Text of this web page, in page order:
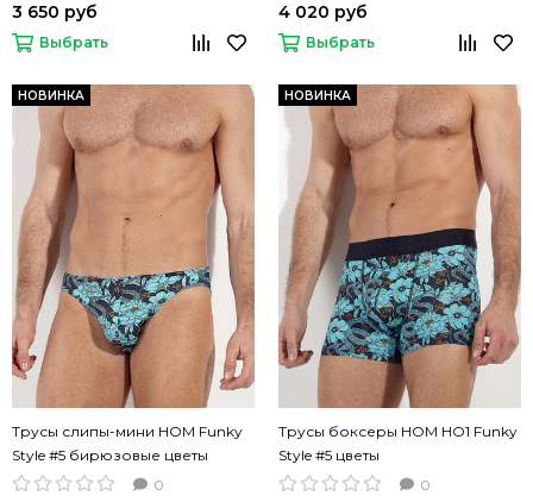
3 650 руб
Выбрать
4 020 руб
Выбрать
НОВИНКА
Трусы слипы-мини HOM Funky
Style #5 бирюзовые цветы
0
НОВИНКА
Трусы боксеры HOM HO1 Funky
Style #5 цветы
0